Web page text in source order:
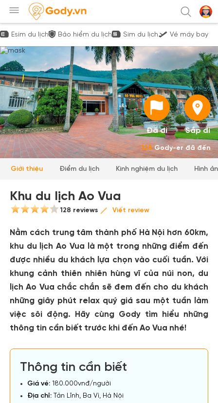
Esim du lịch Bảo hiểm du lịch Sim du lịch Vé máy bay
Đã đi Sắp đi
128Gody-er đã đến
Giới thiệu Điểm du lịch Kinh nghiệm du lịch Hình
Khu du lịch Ao Vua
128 reviews Viết review
Nằm cách trung tâm thành phố Hà Nội hơn 60km,
khu du lịch Ao Vua là một trong những điểm đến
được nhiều du khách lựa chọn vào cuối tuần. Với
khung cảnh thiên nhiên hùng vĩ của núi non, du
lịch Ao Vua chắc chắn sẽ đem đến cho du khách
những giây phút relax quý giá sau một tuần làm
việc sôi động. Hãy cùng Gody tìm hiểu những
thông tin cần biết trước khi đến Ao Vua nhé!
Thông tin cần biết
Giá vé: 180.000vnđ/người
Địa chỉ: Tản Lĩnh, Ba Vì, Hà Nội